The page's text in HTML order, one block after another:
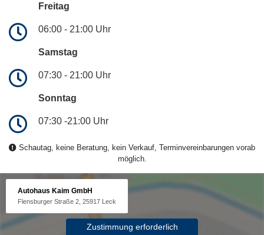
Freitag
06:00 - 21:00 Uhr
Samstag
07:30 - 21:00 Uhr
Sonntag
07:30 -21:00 Uhr
Schautag, keine Beratung, kein Verkauf, Terminvereinbarungen vorab
möglich.
Autohaus Kaim GmbH
Flensburger Straße 2, 25917 Leck
Zustimmung erforderlich